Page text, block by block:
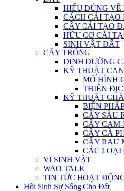
HIỂU ĐÚNG VỀ
CÁCH CẢI TẠO
CÂY CẢI TẠO
HỮU CƠ CẢI
SINH VẬT ĐẤT
CÂY TRỒNG
DINH DƯỠNG
KỸ THUẬT
MÔ HÌNH
THIÊN
KỸ THUẬT
BIỆN
CÂY SẦU
CÂY
CÂY CÀ
CÂY RAU
CÁC LOẠI
VI SINH VẬT
WAO TALK
TIN TỨC HOẠT
Hồi Sinh Sự Sống Cho Đất